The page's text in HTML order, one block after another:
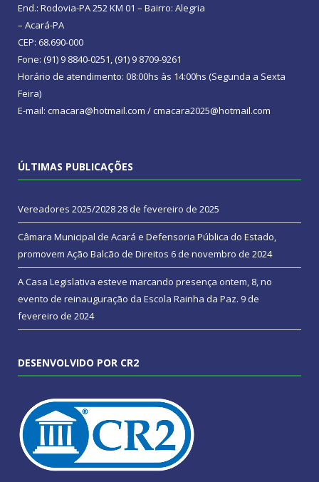
End.: Rodovia-PA 252 KM 01 – Bairro: Alegria
– Acará-PA
CEP: 68.690-000
Fone: (91) 9 8840-0251, (91) 9 8709-9261
Horário de atendimento: 08:00hs às 14:00hs (Segunda a Sexta
Feira)
E-mail: cmacara@hotmail.com / cmacara2025@hotmail.com
ÚLTIMAS PUBLICAÇÕES
Vereadores 2025/202828 de fevereiro de 2025
Câmara Municipal de Acará e Defensoria Pública do Estado,
promovem Ação Balcão de Direitos 6 de novembro de 2024
A Casa Legislativa esteve marcando presença ontem, 8, no
evento de reinauguração da Escola Rainha da Paz. 9 de
fevereiro de 2024
DESENVOLVIDO POR CR2